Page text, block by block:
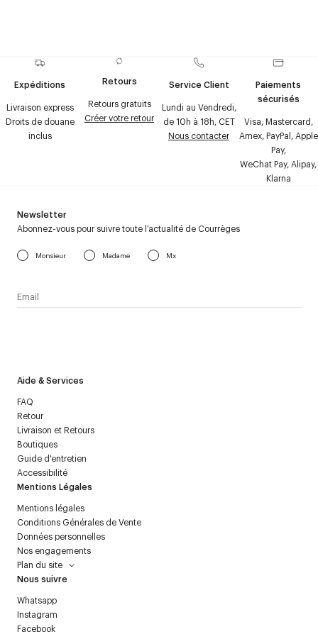
Expéditions
Livraison express
Droits de douane
inclus
Retours
Retours gratuits
Créer votre retour
Service Client
Lundi au Vendredi,
de 10h à 18h, CET
Nous contacter
Paiements
sécurisés
Visa, Mastercard,
Amex, PayPal, Apple
Pay,
WeChat Pay, Alipay,
Klarna
Aide & Services
FAQ
Retour
Livraison et Retours
Boutiques
Guide d'entretien
Accessibilité
Mentions Légales
Mentions légales
Conditions Générales de Vente
Données personnelles
Nos engagements
Plan du site
Nous suivre
Whatsapp
Instagram
Facebook
Newsletter
Abonnez-vous pour suivre toute l’actualité de Courrèges
Monsieur Madame Mx